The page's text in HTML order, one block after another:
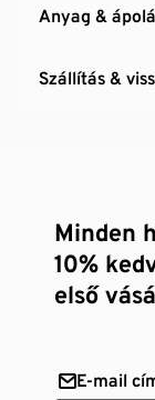
Anyag &
Szállítás &
Minden
10%
első
E-mail